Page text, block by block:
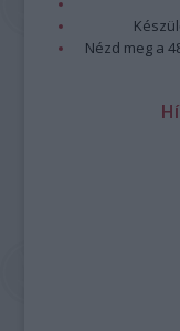
Nézd meg a